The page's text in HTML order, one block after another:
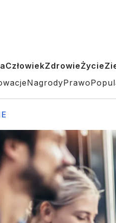
CzłowiekZdrowieŻycie
NagrodyPrawo